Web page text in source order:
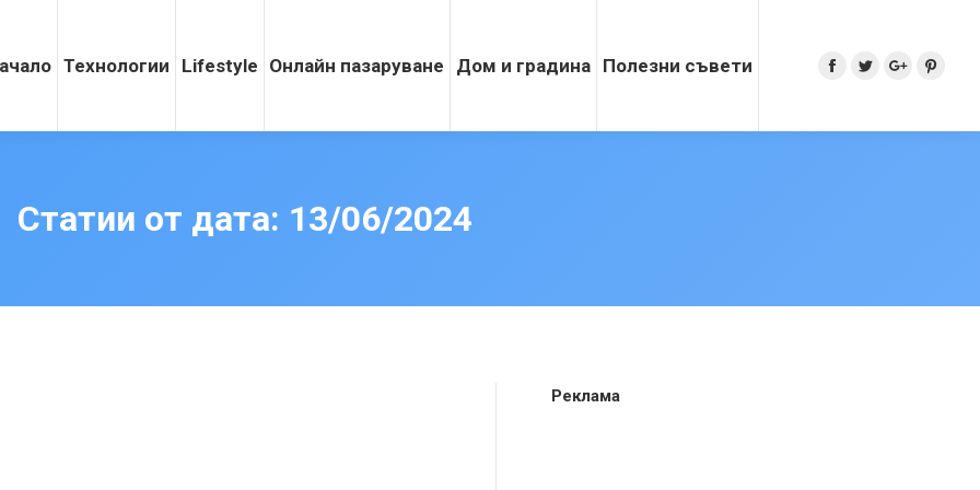
Технологии Lifestyle Онлайн пазаруване Дом и градина Полезни съвети Search:Facebook
TwitterGoogle+
Статии от дата: 13/06/2024
Реклама